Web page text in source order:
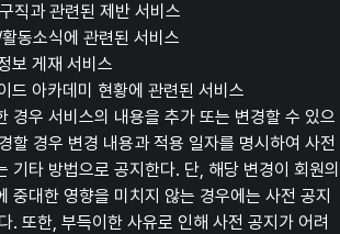
직과 관련된 제반 서비스
동소식에 관련된 서비스
보 게재 서비스
드 아카데미 현황에 관련된 서비스
경우 서비스의 내용을 추가 또는 변경할 수 있으
할 경우 변경 내용과 적용 일자를 명시하여 사전
기타 방법으로 공지한다. 단, 해당 변경이 회원의
중대한 영향을 미치지 않는 경우에는 사전 공지
. 또한, 부득이한 사유로 인해 사전 공지가 어려